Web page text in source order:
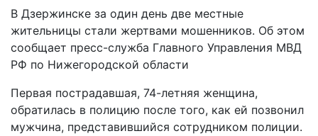
В Дзержинске за один день две местные
жительницы стали жертвами мошенников. Об этом
сообщает пресс-служба Главного Управления МВД
РФ по Нижегородской области
Первая пострадавшая, 74-летняя женщина,
обратилась в полицию после того, как ей позвонил
мужчина, представившийся сотрудником полиции.